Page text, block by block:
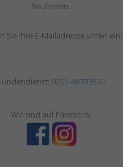
Neuheiten.
Sie Ihre E-Mailadresse unten ein.
0201-48793510
Wir sind auf Facebook